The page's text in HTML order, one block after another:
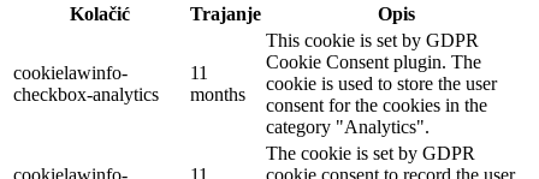
Kolačić
Trajanje Opis
cookielawinfo-
checkbox-analytics
11
months
This cookie is set by GDPR
Cookie Consent plugin. The
cookie is used to store the user
consent for the cookies in the
category "Analytics".
cookielawinfo-
11
The cookie is set by GDPR
cookie consent to record the user